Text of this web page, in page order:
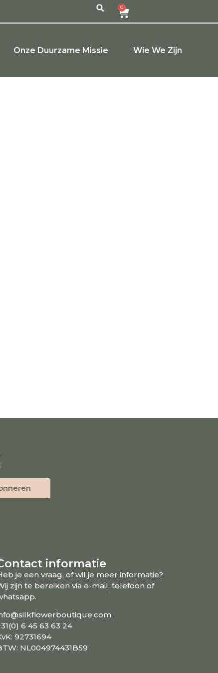
0
Onze Duurzame Missie Wie We Zijn
informatie
je een vraag, of wil je meer informatie?
zijn te bereiken via e-mail, telefoon of
6 45 63 63 24
92731694
NL004974431B59